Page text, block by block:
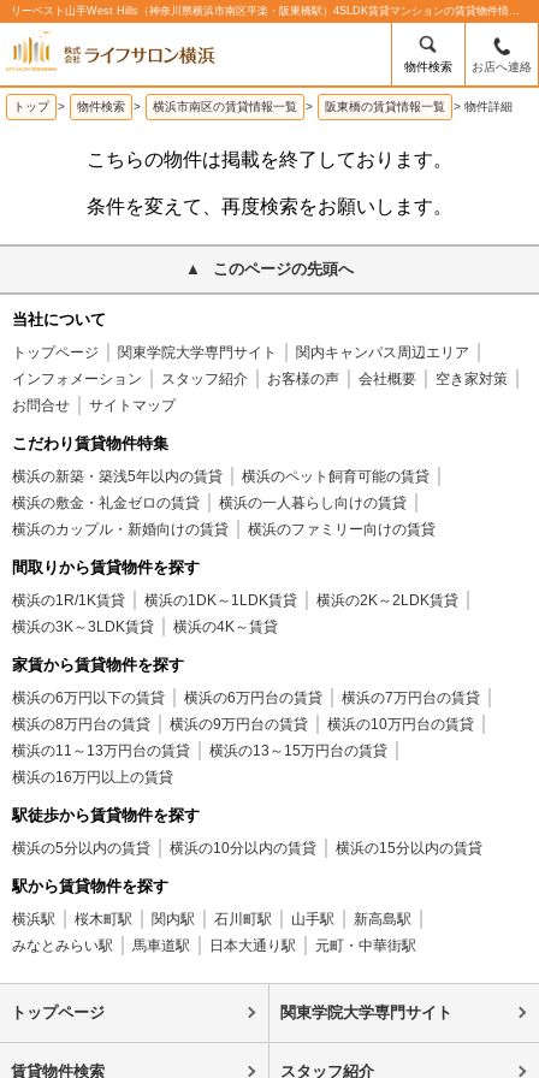
リーベスト山手West Hills（神奈川県横浜市南区平楽・阪東橋駅）4SLDK賃貸マンションの賃貸物件情報%% | 株式会社ライフサロン横浜
物件検索 お店へ連絡
トップ > 物件検索 > 横浜市南区の賃貸情報一覧 > 阪東橋の賃貸情報一覧 > 物件詳細
こちらの物件は掲載を終了しております。
条件を変えて、再度検索をお願いします。
このページの先頭へ
当社について
トップページ 関東学院大学専門サイト
関内キャンパス周辺エリア
インフォメーション
スタッフ紹介 お客様の声 会社概要
空き家対策
お問合せ
サイトマップ
こだわり賃貸物件特集
横浜の新築・築浅5年以内の賃貸
横浜のペット飼育可能の賃貸
横浜の敷金・礼金ゼロの賃貸
横浜の一人暮らし向けの賃貸
横浜のカップル・新婚向けの賃貸
横浜のファミリー向けの賃貸
間取りから賃貸物件を探す
横浜の1R/1K賃貸 横浜の1DK～1LDK賃貸
横浜の2K～2LDK賃貸
横浜の3K～3LDK賃貸
横浜の4K～賃貸
家賃から賃貸物件を探す
横浜の6万円以下の賃貸 横浜の6万円台の賃貸
横浜の7万円台の賃貸
横浜の8万円台の賃貸
横浜の9万円台の賃貸
横浜の10万円台の賃貸
横浜の11～13万円台の賃貸
横浜の13～15万円台の賃貸
横浜の16万円以上の賃貸
駅徒歩から賃貸物件を探す
横浜の5分以内の賃貸 横浜の10分以内の賃貸 横浜の15分以内の賃貸
駅から賃貸物件を探す
横浜駅 桜木町駅 関内駅 石川町駅 山手駅
新高島駅
みなとみらい駅
馬車道駅 日本大通り駅 元町・中華街駅
トップページ 関東学院大学専門サイト
賃貸物件検索 スタッフ紹介